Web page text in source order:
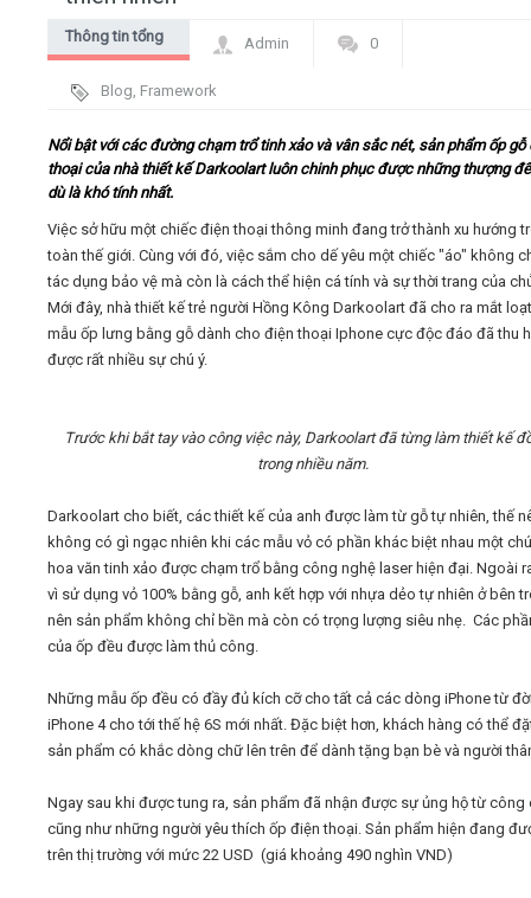
Video
Kiến thức
Liên hệ - Đăng ký
Thông tin tổng
Admin 0
Blog, Framework
Nổi bật với các đường chạm trổ tinh xảo và vân sắc nét, sản phẩm ốp gỗ
thoại của nhà thiết kế Darkoolart luôn chinh phục được những thượng
dù là khó tính nhất.
Việc sở hữu một chiếc điện thoại thông minh đang trở thành xu hướng
toàn thế giới. Cùng với đó, việc sắm cho dế yêu một chiếc "áo" không
tác dụng bảo vệ mà còn là cách thể hiện cá tính và sự thời trang của
Mới đây, nhà thiết kế trẻ người Hồng Kông Darkoolart đã cho ra mắt loạt
mẫu ốp lưng bằng gỗ dành cho điện thoại Iphone cực độc đáo đã thu
được rất nhiều sự chú ý.
Trước khi bắt tay vào công việc này, Darkoolart đã từng làm thiết kế
trong nhiều năm.
Darkoolart cho biết, các thiết kế của anh được làm từ gỗ tự nhiên, thế
không có gì ngạc nhiên khi các mẫu vỏ có phần khác biệt nhau một
hoa văn tinh xảo được chạm trổ bằng công nghệ laser hiện đại. Ngoài
vì sử dụng vỏ 100% bằng gỗ, anh kết hợp với nhựa dẻo tự nhiên ở bên
nên sản phẩm không chỉ bền mà còn có trọng lượng siêu nhẹ. Các
của ốp đều được làm thủ công.
Những mẫu ốp đều có đầy đủ kích cỡ cho tất cả các dòng iPhone từ
iPhone 4 cho tới thế hệ 6S mới nhất. Đặc biệt hơn, khách hàng có thể
sản phẩm có khắc dòng chữ lên trên để dành tặng bạn bè và người
Ngay sau khi được tung ra, sản phẩm đã nhận được sự ủng hộ từ công
cũng như những người yêu thích ốp điện thoại. Sản phẩm hiện đang
trên thị trường với mức 22 USD (giá khoảng 490 nghìn VND)